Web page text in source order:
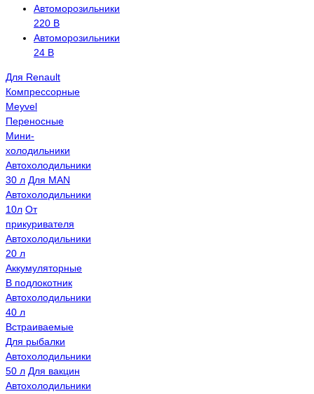
Автоморозильники
220 В
Автоморозильники
24 В
Для Renault
Компрессорные
Meyvel
Переносные
Мини-
холодильники
Автохолодильники
30 л Для MAN
Автохолодильники
10л От
прикуривателя
Автохолодильники
20 л
Аккумуляторные
В подлокотник
Автохолодильники
40 л
Встраиваемые
Для рыбалки
Автохолодильники
50 л Для вакцин
Автохолодильники